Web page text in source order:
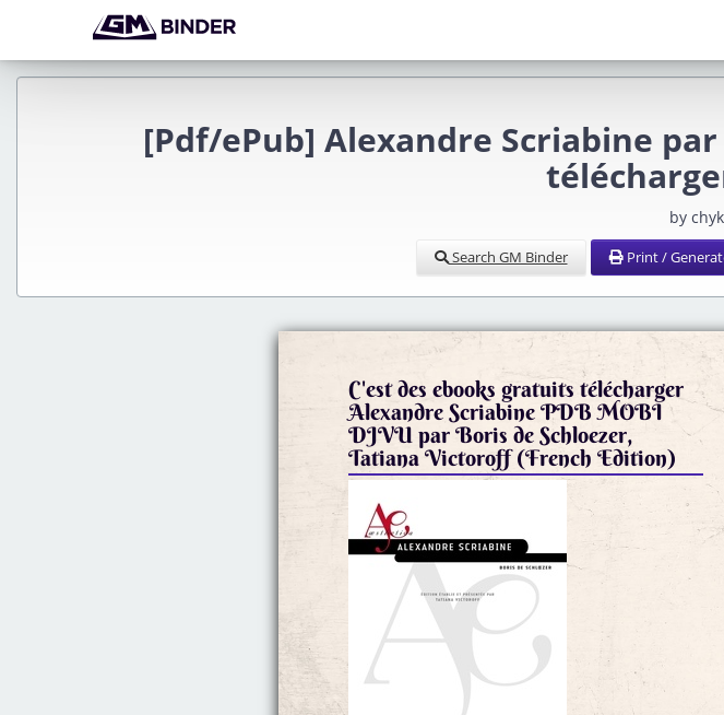
[Pdf/ePub] Alexandre Scriabine
by
Search GM Binder Print /
C'est des ebooks gratuits télécharger
Alexandre Scriabine PDB MOBI
DJVU par Boris de Schloezer,
Tatiana Victoroff (French Edition)